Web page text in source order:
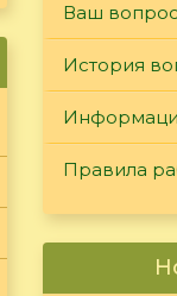
Ваш
История
Правила